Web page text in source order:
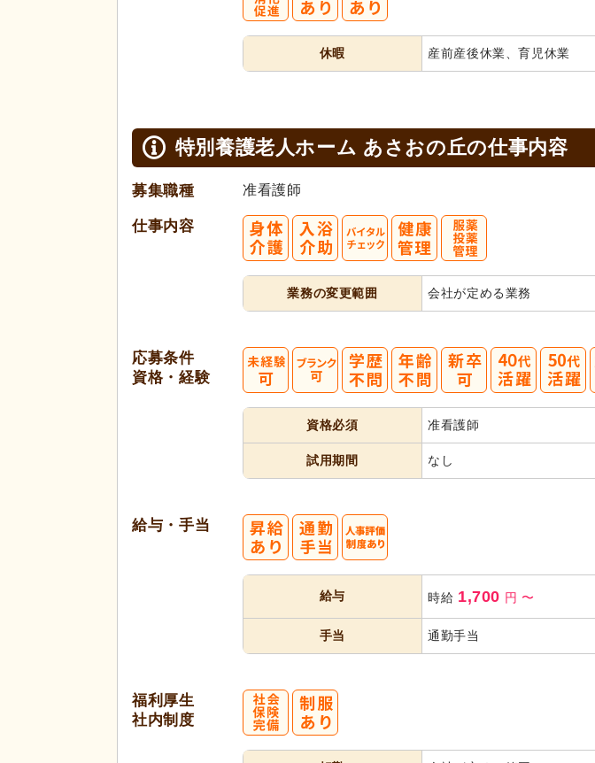
休暇 産前産後休業、育児休業
特別養護老人ホーム あさおの丘の仕事内容
募集職種 准看護師
仕事内容
業務の変更範囲 会社が定める業務
応募条件
資格・経験
資格必須 准看護師
試用期間 なし
給与・手当
給与 時給 1,700 円 〜
手当 通勤手当
福利厚生
社内制度